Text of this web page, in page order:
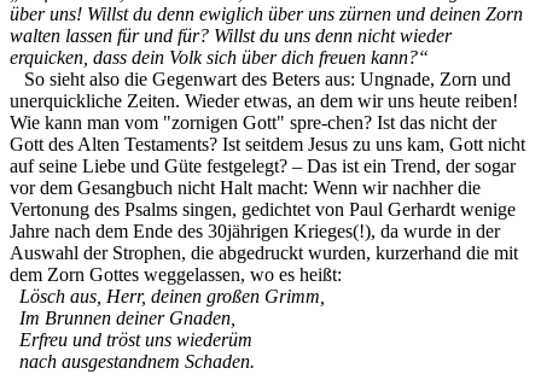
über uns! Willst du denn ewiglich über uns zürnen und deinen Zorn
walten lassen für und für? Willst du uns denn nicht wieder
erquicken, dass dein Volk sich über dich freuen kann?“
So sieht also die Gegenwart des Beters aus: Ungnade, Zorn und
unerquickliche Zeiten. Wieder etwas, an dem wir uns heute reiben!
Wie kann man vom "zornigen Gott" spre-chen? Ist das nicht der
Gott des Alten Testaments? Ist seitdem Jesus zu uns kam, Gott nicht
auf seine Liebe und Güte festgelegt? – Das ist ein Trend, der sogar
vor dem Gesangbuch nicht Halt macht: Wenn wir nachher die
Vertonung des Psalms singen, gedichtet von Paul Gerhardt wenige
Jahre nach dem Ende des 30jährigen Krieges(!), da wurde in der
Auswahl der Strophen, die abgedruckt wurden, kurzerhand die mit
dem Zorn Gottes weggelassen, wo es heißt:
Lösch aus, Herr, deinen großen Grimm,
Im Brunnen deiner Gnaden,
Erfreu und tröst uns wiederüm
nach ausgestandnem Schaden.